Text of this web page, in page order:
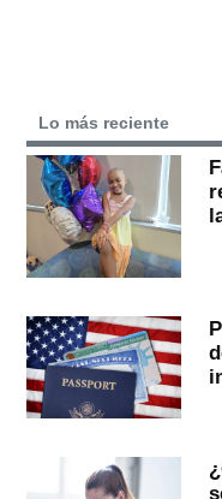
Lo más reciente